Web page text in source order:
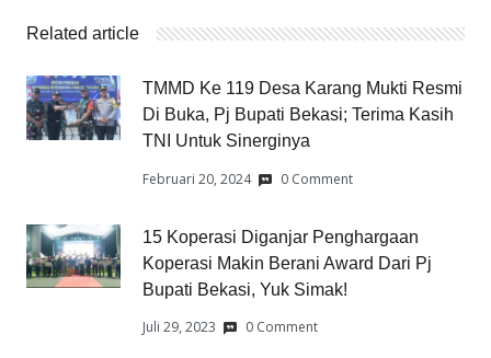
Related article
TMMD Ke 119 Desa Karang Mukti Resmi
Di Buka, Pj Bupati Bekasi; Terima Kasih
TNI Untuk Sinerginya
Februari 20, 2024 0 Comment
15 Koperasi Diganjar Penghargaan
Koperasi Makin Berani Award Dari Pj
Bupati Bekasi, Yuk Simak!
Juli 29, 2023 0 Comment